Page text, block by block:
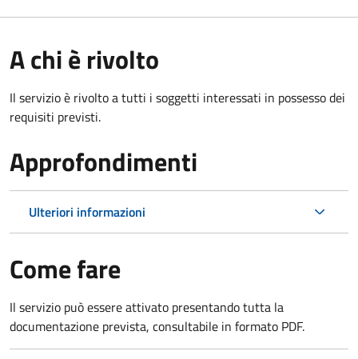
A chi è rivolto
Il servizio è rivolto a tutti i soggetti interessati in possesso dei
requisiti previsti.
Approfondimenti
Ulteriori informazioni
Come fare
Il servizio può essere attivato presentando tutta la
documentazione prevista, consultabile in formato PDF.